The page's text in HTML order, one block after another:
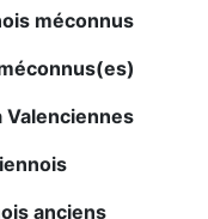
méconnus
anciens